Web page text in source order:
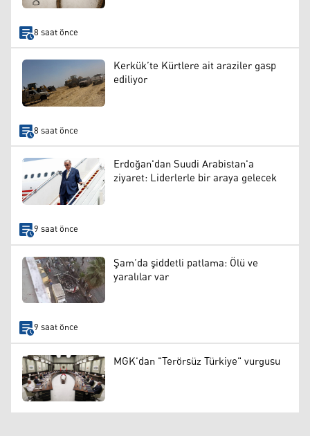
8 saat önce
Kerkük’te Kürtlere ait araziler gasp
ediliyor
8 saat önce
Erdoğan'dan Suudi Arabistan'a
ziyaret: Liderlerle bir araya gelecek
9 saat önce
Şam’da şiddetli patlama: Ölü ve
yaralılar var
9 saat önce
MGK'dan "Terörsüz Türkiye" vurgusu